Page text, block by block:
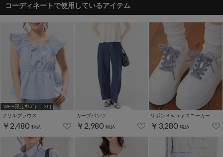
コーディネートで使用しているアイテム
WEB限定ｻｲｽﾞ[LL,3L]
フリルブラウス
￥2,480 税込
カーブパンツ
￥2,980 税込
リボン３ｗａｙスニーカー
￥3,280 税込